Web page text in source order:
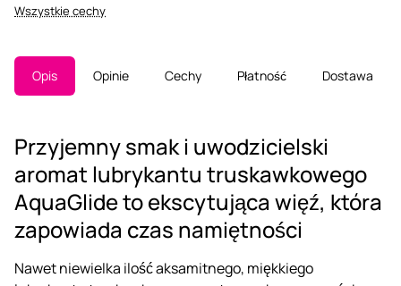
Wszystkie cechy
Opis Opinie Cechy Płatność Dostawa
Przyjemny smak i uwodzicielski
aromat lubrykantu truskawkowego
AquaGlide to ekscytująca więź, która
zapowiada czas namiętności
Nawet niewielka ilość aksamitnego, miękkiego